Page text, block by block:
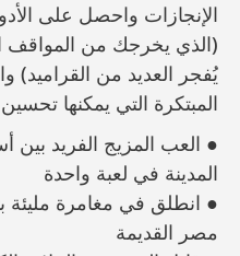
الإنجازات واحصل على
(الذي يخرجك من المواقف
يُفجر العديد من القراميد)
المبتكرة التي يمكنها
● العب المزيج الفريد بين
المدينة في لعبة واحدة
● انطلق في مغامرة مليئة
مصر القديمة